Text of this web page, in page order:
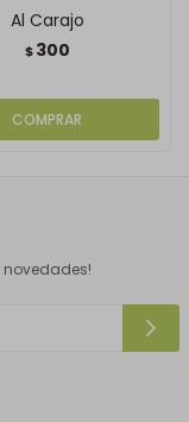
Al Carajo
$ 300
novedades!